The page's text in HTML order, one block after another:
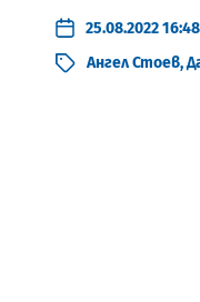
25.08.2022 16:48
Ангел Стоев,